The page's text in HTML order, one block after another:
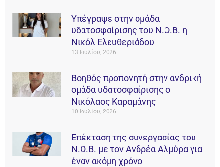
Υπέγραψε στην ομάδα
υδατοσφαίρισης του Ν.Ο.Β. η
Νικόλ Ελευθεριάδου
13 Ιουλίου, 2026
Βοηθός προπονητή στην ανδρική
ομάδα υδατοσφαίρισης ο
Νικόλαος Καραμάνης
10 Ιουλίου, 2026
Επέκταση της συνεργασίας του
Ν.Ο.Β. με τον Ανδρέα Αλμύρα για
έναν ακόμη χρόνο